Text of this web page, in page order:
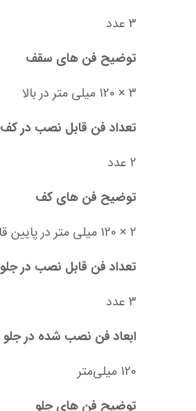
3 عدد
توضیح فن های سقف
3 × 120 میلی متر در بالا
تعداد فن قابل نصب در کف
2 عدد
توضیح فن های کف
2 × 120 میلی متر در پایین قابلیت نصب
تعداد فن قابل نصب در جلو
3 عدد
ابعاد فن نصب شده در جلو
120 میلی‌متر
توضیح فن های جلو